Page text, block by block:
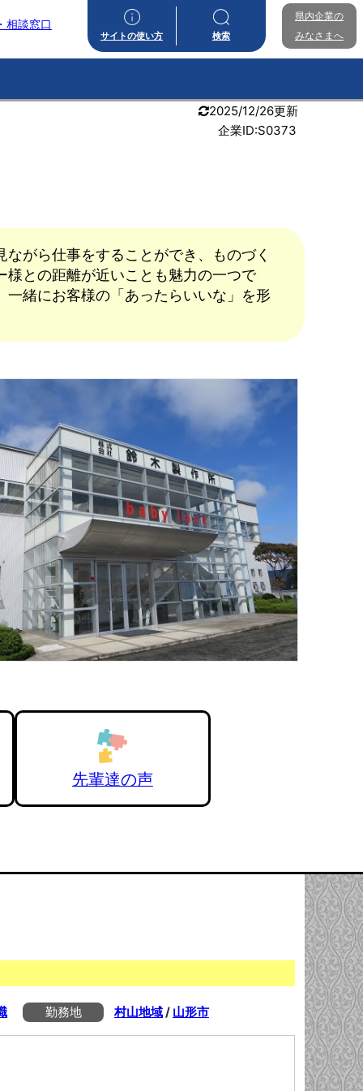
相談窓口
サイトの使い方 検索
県内企業の
みなさまへ
2025/12/26更新
企業ID:S0373
がら仕事をすることができ、ものづく
との距離が近いことも魅力の一つで
緒にお客様の「あったらいいな」を形
先輩達の声
勤務地 村山地域 / 山形市